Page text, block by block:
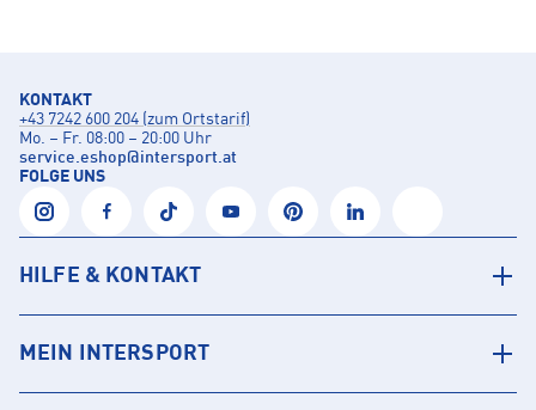
KONTAKT
+43 7242 600 204 (zum Ortstarif)
Mo. – Fr. 08:00 – 20:00 Uhr
service.eshop@intersport.at
FOLGE UNS
HILFE & KONTAKT
MEIN INTERSPORT